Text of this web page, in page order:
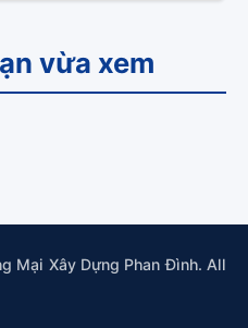
vừa xem
Mại Xây Dựng Phan Đình. All